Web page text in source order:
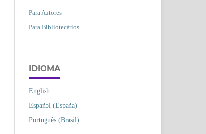
Para Autores
Para Bibliotecários
IDIOMA
English
Español (España)
Português (Brasil)